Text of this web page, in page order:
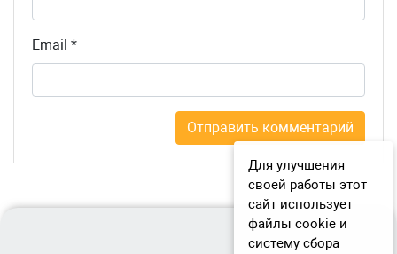
Email *
Для улучшения
своей работы этот
сайт использует
файлы cookie и
систему сбора